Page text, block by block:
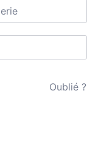
Oublié ?